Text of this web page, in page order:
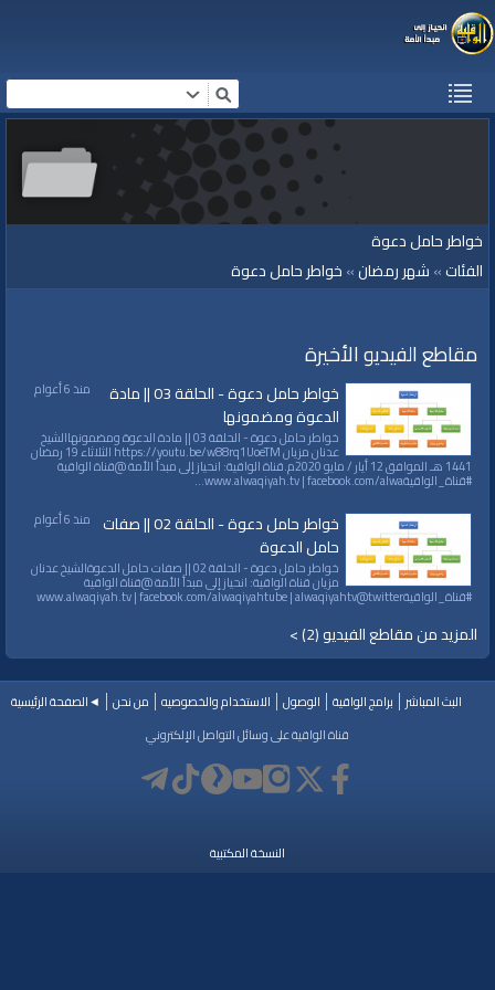
خواطر حامل دعوة
الفئات»شهر رمضان»خواطر حامل دعوة
مقاطع الفيديو الأخيرة
منذ 6 أعوام
خواطر حامل دعوة - الحلقة 03 || مادة
الدعوة ومضمونها
خواطر حامل دعوة - الحلقة 03 || مادة الدعوة ومضمونهاالشيخ
عدنان مزيان https://youtu.be/w88rq1UoeTM الثلاثاء 19 رمضان
1441 هـ الموافق 12 أيار / مايو 2020م.قناة الواقية: انحياز إلى مبدأ الأمة @قناة الواقية
#قناة_الواقيةwww.alwaqiyah.tv | facebook.com/alwa...
منذ 6 أعوام
خواطر حامل دعوة - الحلقة 02 || صفات
حامل الدعوة
خواطر حامل دعوة - الحلقة 02 || صفات حامل الدعوةالشيخ عدنان
مزيان قناة الواقية: انحياز إلى مبدأ الأمة @قناة الواقية
#قناة_الواقيةwww.alwaqiyah.tv | facebook.com/alwaqiyahtube | alwaqiyahtv@twitter
المزيد من مقاطع الفيديو (2) >
البث المباشر برامج الواقية الوصول الاستخدام والخصوصيه من نحن
◄الصفحة الرئيسية
قناة الواقية على وسائل التواصل الإلكتروني
النسخة المكتبية